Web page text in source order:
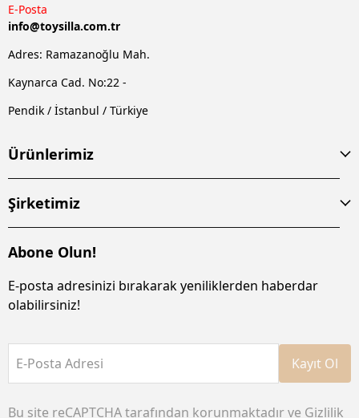
E-Posta
info@toysilla.com.tr
Adres: Ramazanoğlu Mah.
Kaynarca Cad. No:22 -
Pendik / İstanbul / Türkiye
Ürünlerimiz
Şirketimiz
Abone Olun!
E-posta adresinizi bırakarak yeniliklerden haberdar
olabilirsiniz!
E-Posta Adresi Kayıt Ol
Bu site reCAPTCHA tarafından korunmaktadır ve Gizlilik